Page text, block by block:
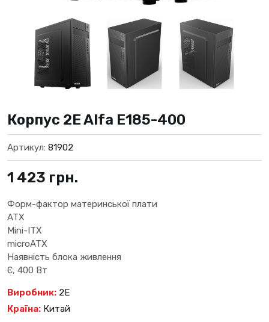
Корпус 2E Alfa E185-400
Артикул: 81902
1 423 грн.
Форм-фактор материнської плати
ATX
Mini-ITX
microATX
Наявність блока живлення
Є, 400 Вт
Виробник: 2E
Країна: Китай